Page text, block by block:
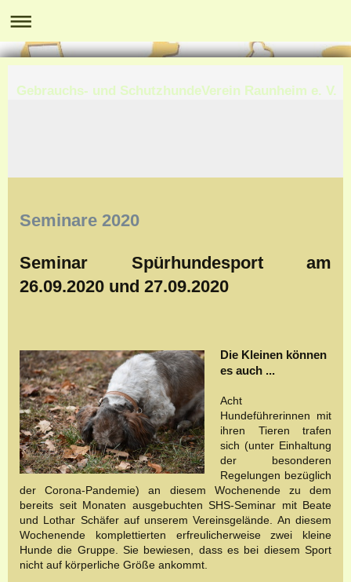
Gebrauchs- und SchutzhundeVerein Raunheim e. V.
Seminare 2020
Seminar Spürhundesport am
26.09.2020 und 27.09.2020
Die Kleinen können
es auch ...
Acht
Hundeführerinnen mit
ihren Tieren trafen
sich (unter Einhaltung
der besonderen
Regelungen bezüglich
der Corona-Pandemie) an diesem Wochenende zu dem
bereits seit Monaten ausgebuchten SHS-Seminar mit Beate
und Lothar Schäfer auf unserem Vereinsgelände. An diesem
Wochenende komplettierten erfreulicherweise zwei kleine
Hunde die Gruppe. Sie bewiesen, dass es bei diesem Sport
nicht auf körperliche Größe ankommt.